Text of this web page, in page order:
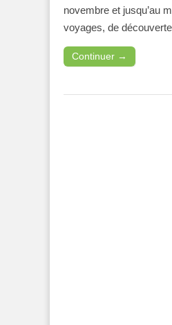
novembre et jusqu’au
voyages, de
Continuer →